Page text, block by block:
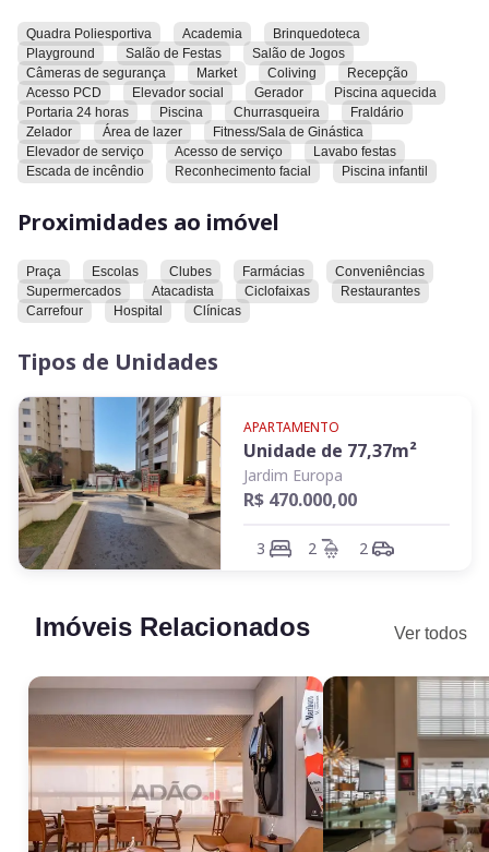
aquecida, portaria 24 horas, piscina, churrasqueira, fraldário,
zelador, área de lazer, fitness/sala de ginástica, elevador de
serviço, acesso de serviço, lavabo para festas, escada de
incêndio, reconhecimento facial e piscina infantil.
Em termos de localização, o imóvel está próximo a uma
praça, escolas, clubes, farmácias, conveniências,
Carrefour, hospital e clínicas.
suas características e comodidades.
Quadra Poliesportiva Academia
Brinquedoteca
Playground
Salão de Festas
Salão de Jogos
Câmeras de segurança
Market Coliving
Recepção
Acesso PCD
Elevador social Gerador
Piscina aquecida
Portaria 24 horas
Piscina Churrasqueira
Fraldário
Zelador
Área de lazer
Fitness/Sala de Ginástica
Elevador de serviço
Acesso de serviço
Lavabo festas
Escada de incêndio
Reconhecimento facial Piscina infantil
Proximidades ao imóvel
Praça Escolas Clubes Farmácias
Conveniências
Supermercados
Atacadista Ciclofaixas
Restaurantes
Carrefour
Hospital Clínicas
Tipos de Unidades
APARTAMENTO
Unidade de 77,37m²
Jardim Europa
R$ 470.000,00
3 2 2
Imóveis Relacionados Ver todos